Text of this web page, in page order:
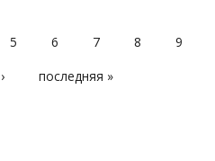
5 6 7 8
9
последняя »